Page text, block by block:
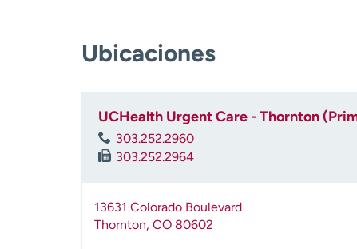
Ubicaciones
UCHealth Urgent Care - Thornton
303.252.2960
303.252.2964
13631 Colorado Boulevard
Thornton, CO 80602